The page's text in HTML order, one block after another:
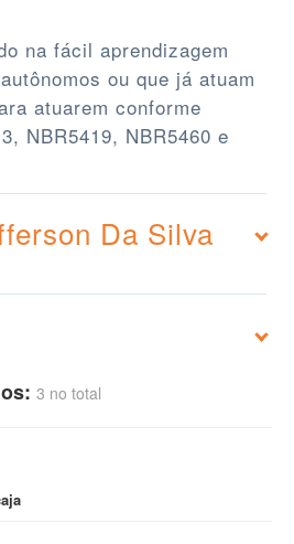
na fácil aprendizagem
ou que já atuam
atuarem conforme
NBR5419, NBR5460 e
Da Silva
3 no total